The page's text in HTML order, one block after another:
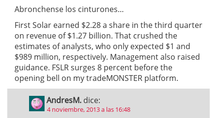
Abronchense los cinturones…
First Solar earned $2.28 a share in the third quarter
on revenue of $1.27 billion. That crushed the
estimates of analysts, who only expected $1 and
$989 million, respectively. Management also raised
guidance. FSLR surges 8 percent before the
opening bell on my tradeMONSTER platform.
AndresM. dice:
4 noviembre, 2013 a las 16:48